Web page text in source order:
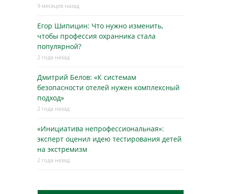
9 месяцев назад
Егор Шипицин: Что нужно изменить,
чтобы профессия охранника стала
популярной?
2 года назад
Дмитрий Белов: «К системам
безопасности отелей нужен комплексный
подход»
2 года назад
«Инициатива непрофессиональная»:
эксперт оценил идею тестирования детей
на экстремизм
2 года назад